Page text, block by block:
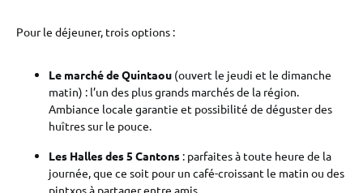
Pour le déjeuner, trois options :
Le marché de Quintaou (ouvert le jeudi et le dimanche
matin) : l’un des plus grands marchés de la région.
Ambiance locale garantie et possibilité de déguster des
huîtres sur le pouce.
Les Halles des 5 Cantons : parfaites à toute heure de la
journée, que ce soit pour un café-croissant le matin ou des
pintxos à partager entre amis.